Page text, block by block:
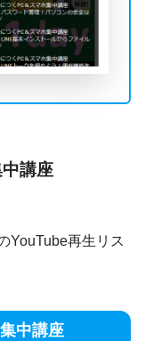
中講座
YouTube再生リス
集中講座